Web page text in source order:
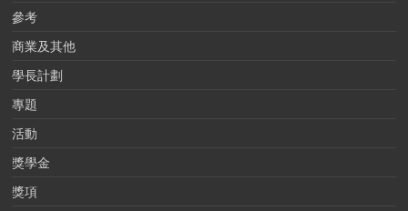
參考
商業及其他
學長計劃
專題
活動
獎學金
獎項